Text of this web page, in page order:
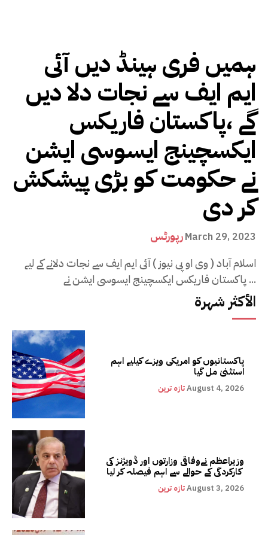
ہمیں فری ہینڈ دیں آئی
ایم ایف سے نجات دلا دیں
گے ،پاکستان فاریکس
ایکسچینج ایسوسی ایشن
نے حکومت کو بڑی پیشکش
کر دی
رپورٹسMarch 29, 2023
اسلام آباد ( وی او پی نیوز ) آئی ایم ایف سے نجات دلانے کے لیے
پاکستان فاریکس ایکسچینج ایسوسی ایشن نے ...
الأكثر شهرة
پاکستانیوں کو امریکی ویزے کیلیے اہم
استثنیٰ مل گیا
تازہ ترینAugust 4, 2026
وزیراعظم نےوفاقی وزارتوں اور ڈویژنز کی
کارکردگی کے حوالے سے اہم فیصلہ کر لیا
تازہ ترینAugust 3, 2026